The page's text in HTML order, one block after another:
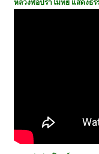
หลวงพ่อปราโมทย์ แสดงธร